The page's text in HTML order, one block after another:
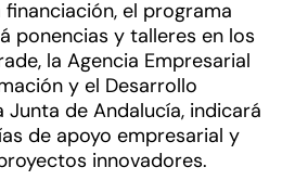
el programa
ponencias y talleres en los
la Agencia Empresarial
y el Desarrollo
Junta de Andalucía, indicará
de apoyo empresarial y
innovadores.